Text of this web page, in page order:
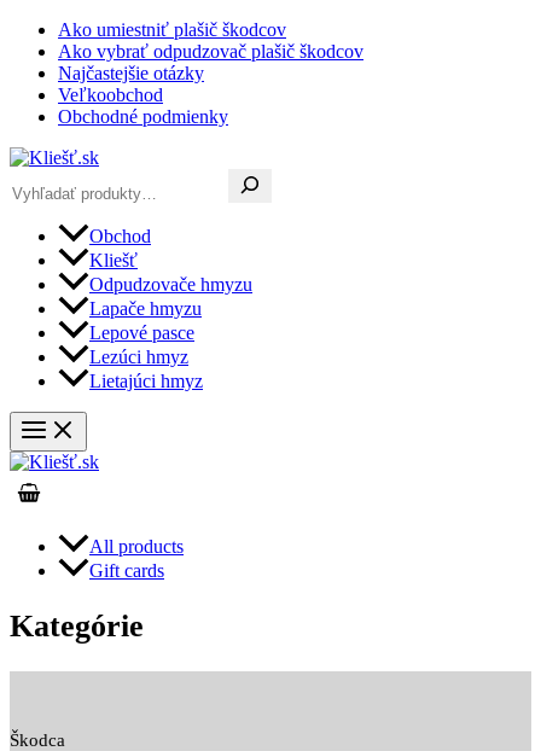
Preskočiť
obsah
Ako umiestniť plašič škodcov
Ako vybrať odpudzovač plašič škodcov
Najčastejšie otázky
Veľkoobchod
Obchodné podmienky
Obchod
Kliešť
Odpudzovače hmyzu
Lapače hmyzu
Lepové pasce
Lezúci hmyz
Lietajúci hmyz
All products
Gift cards
Kategórie
Škodca